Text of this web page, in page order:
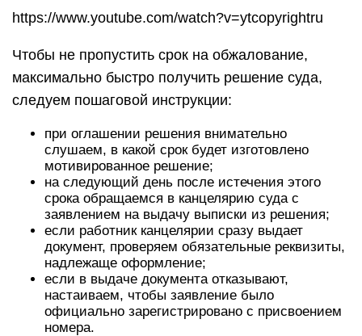
https://www.youtube.com/watch?v=ytcopyrightru
Чтобы не пропустить срок на обжалование,
максимально быстро получить решение суда,
следуем пошаговой инструкции:
при оглашении решения внимательно
слушаем, в какой срок будет изготовлено
мотивированное решение;
на следующий день после истечения этого
срока обращаемся в канцелярию суда с
заявлением на выдачу выписки из решения;
если работник канцелярии сразу выдает
документ, проверяем обязательные реквизиты,
надлежаще оформление;
если в выдаче документа отказывают,
настаиваем, чтобы заявление было
официально зарегистрировано с присвоением
номера.